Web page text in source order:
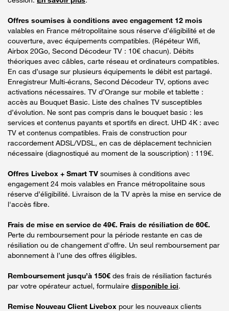
Offres soumises à conditions avec engagement 12 mois
valables en France métropolitaine sous réserve d’éligibilité et de
couverture, avec équipements compatibles. (Répéteur Wifi,
Airbox 20Go, Second Décodeur TV : 10€ chacun). Débits
théoriques avec câbles, carte réseau et ordinateurs compatibles.
En cas d’usage sur plusieurs équipements le débit est partagé.
Enregistreur Multi-écrans, Second Décodeur TV, options avec
activations nécessaires. TV d’Orange sur mobile et tablette :
accès au Bouquet Basic. Liste des chaînes TV susceptibles
d’évolution. Ne sont pas compris dans le bouquet basic : les
services et contenus payants et sportifs en direct. UHD 4K : avec
TV et contenus compatibles. Frais de construction pour
raccordement ADSL/VDSL, en cas de déplacement technicien
nécessaire (diagnostiqué au moment de la souscription) : 119€.
Offres Livebox + Smart TV soumises à conditions avec
engagement 24 mois valables en France métropolitaine sous
réserve d’éligibilité. Livraison de la TV après la mise en service de
l'accès fibre.
Frais de mise en service de 49€. Frais de résiliation de 60€.
Perte du remboursement pour la période restante en cas de
résiliation ou de changement d'offre. Un seul remboursement par
abonnement à l’une des offres éligibles.
Remboursement jusqu’à 150€ des frais de résiliation facturés
par votre opérateur actuel, formulaire disponible ici.
Remise Nouveau Client Livebox pour les nouveaux clients